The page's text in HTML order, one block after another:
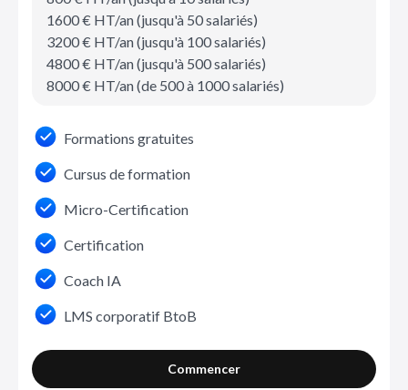
1600 € HT/an (jusqu'à 50 salariés)
3200 € HT/an (jusqu'à 100 salariés)
4800 € HT/an (jusqu'à 500 salariés)
8000 € HT/an (de 500 à 1000 salariés)
Formations gratuites
Cursus de formation
Micro-Certification
Certification
Coach IA
LMS corporatif BtoB
Commencer